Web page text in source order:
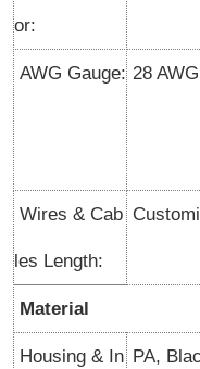
or:
AWG Gauge: 28 AWG
Wires & Cab
les Length:
Material
Housing & In PA,